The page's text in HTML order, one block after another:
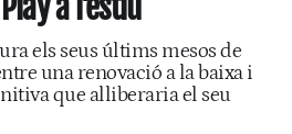
els seus últims mesos de
una renovació a la baixa i
que alliberaria el seu